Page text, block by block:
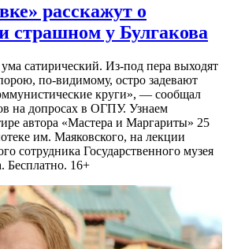
расскажут о
страшном у Булгакова
сатирический. Из-под пера выходят
по-видимому, остро задевают
круги», — сообщал
на допросах в ОГПУ. Узнаем
автора «Мастера и Маргариты» 25
им. Маяковского, на лекции
сотрудника Государственного музея
Бесплатно. 16+